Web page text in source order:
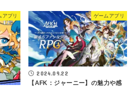
アプリ ゲームアプリ
2024.09.22
【AFK：ジャーニー】の魅力や感